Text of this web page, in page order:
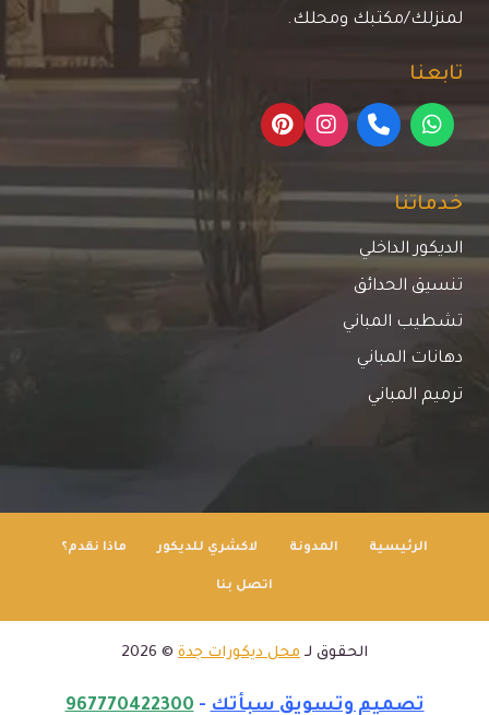
لمنزلك/مكتبك ومحلك.
تابعنا
خدماتنا
الديكور الداخلي
تنسيق الحدائق
تشطيب المباني
دهانات المباني
ترميم المباني
الرئيسية المدونة لاكشري للديكور ماذا نقدم؟
اتصل بنا
الحقوق لـ محل ديكورات جدة © 2026
تصميم وتسويق سبأتك-
967770422300